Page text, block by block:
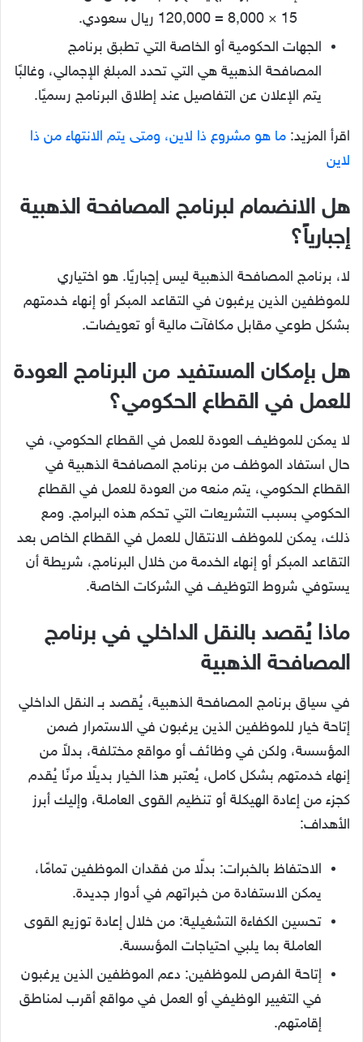
15 × 8,000 = 120,000 ريال سعودي.
الجهات الحكومية أو الخاصة التي تطبق برنامج
المصافحة الذهبية هي التي تحدد المبلغ الإجمالي، وغالبًا
يتم الإعلان عن التفاصيل عند إطلاق البرنامج رسميًا.
اقرأ المزيد: ما هو مشروع ذا لاين، ومتى يتم الانتهاء من ذا
لاين
هل الانضمام لبرنامج المصافحة الذهبية
إجبارياً؟
لا، برنامج المصافحة الذهبية ليس إجباريًا. هو اختياري
للموظفين الذين يرغبون في التقاعد المبكر أو إنهاء خدمتهم
بشكل طوعي مقابل مكافآت مالية أو تعويضات.
هل بإمكان المستفيد من البرنامج العودة
للعمل في القطاع الحكومي؟
لا يمكن للموظيف العودة للعمل في القطاع الحكومي، في
حال استفاد الموظف من برنامج المصافحة الذهبية في
القطاع الحكومي، يتم منعه من العودة للعمل في القطاع
الحكومي بسبب التشريعات التي تحكم هذه البرامج. ومع
ذلك، يمكن للموظف الانتقال للعمل في القطاع الخاص بعد
التقاعد المبكر أو إنهاء الخدمة من خلال البرنامج، شريطة أن
يستوفي شروط التوظيف في الشركات الخاصة.
ماذا يُقصد بالنقل الداخلي في برنامج
المصافحة الذهبية
في سياق برنامج المصافحة الذهبية، يُقصد بـ النقل الداخلي
إتاحة خيار للموظفين الذين يرغبون في الاستمرار ضمن
المؤسسة، ولكن في وظائف أو مواقع مختلفة، بدلاً من
إنهاء خدمتهم بشكل كامل، يُعتبر هذا الخيار بديلًا مرنًا يُقدم
كجزء من إعادة الهيكلة أو تنظيم القوى العاملة، وإليك أبرز
الأهداف:
الاحتفاظ بالخبرات: بدلًا من فقدان الموظفين تمامًا،
يمكن الاستفادة من خبراتهم في أدوار جديدة.
تحسين الكفاءة التشغيلية: من خلال إعادة توزيع القوى
العاملة بما يلبي احتياجات المؤسسة.
إتاحة الفرص للموظفين: دعم الموظفين الذين يرغبون
في التغيير الوظيفي أو العمل في مواقع أقرب لمناطق
إقامتهم.